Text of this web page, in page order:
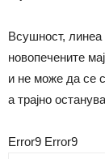
Всушност, линеа
новопечените
и не може да се
а трајно
Error9 Error9